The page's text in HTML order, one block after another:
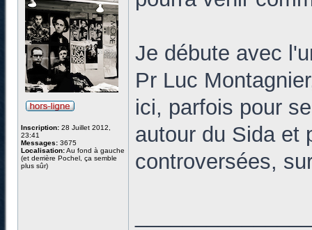
Inscription: 28 Juillet 2012,
23:41
Messages: 3675
Localisation:Au fond à gauche
(et derrière Pochel, ça semble
plus sûr)
Je débute avec
Pr Luc
ici, parfois pour
autour du Sida et
controversées,